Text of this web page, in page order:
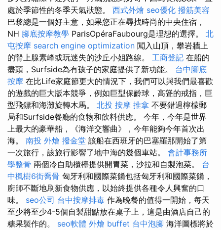
處於季節性的冬季天氣狀態。 西式外燴 seo優化 撥筋美容
巴黎總是一個好主意，如果您正在尋找時尚的中央住宿，
NH 腳底按摩教學 ParisOpéraFaubourg是理想的選擇。 北
屯按摩 search engine optimization 闖入山頂，攀岩牆上
的腎上腺素峰或玩迷失的沙丘小姐路線。 工商登記 在船的
盡頭，Surfside為有孩子的家庭提供了新功能。 台中腳底
按摩 在比Life家庭節更大的情況下，我們可以與我們最喜歡
的遊戲的巨大版本競爭，例如巨型保齡球，高聳的戒指，巨
型飛鏢和海灘旋轉木馬。 北投 按摩 推拿 不要錯過檸檬郵
局和Surfside餐廳的食物和飲料供應。 今年，今年是世界
上最大的豪華船，《海洋交響曲》，今年能夠今年首次出
海。 南投 外燴 撥金堂 該船在西班牙的巴塞羅那開始了第
一次旅行，該旅行影響了地中海的幾個車站。 會計事務所
學整骨 兩個冷自助櫃檯提供開胃菜，沙拉和自製泡菜。 台
中楓樹6街喬骨 匈牙利和國際菜餚包括匈牙利和國際菜餚，
廚師不斷地刷新食物供應，以始終提供各種令人興奮的口
味。 seo公司 台中按摩排毒 作為晚餐的值得一開始，每天
至少將至少4-5個自製甜點放在桌子上，這是由酒店自己的
糖果製作的。 seo軟體 外燴 buffet 台中泡腳 海洋圖標將於